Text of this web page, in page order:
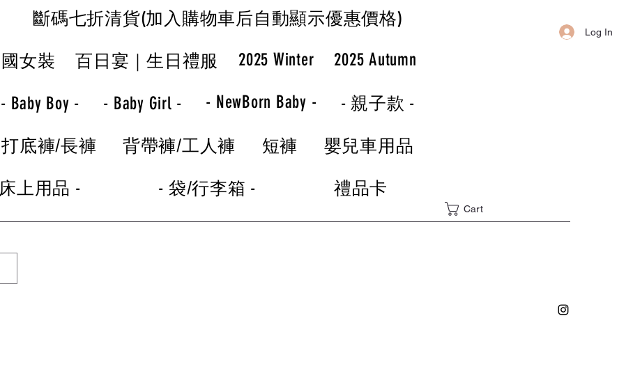
Log In
斷碼七折清貨(加入購物車后自動顯示優惠價格)
女裝 百日宴｜生日禮服 2025 Winter 2025 Autumn
- Baby Boy - - Baby Girl - - NewBorn Baby - - 親子款 -
打底褲/長褲 背帶褲/工人褲 短褲 嬰兒車用品
上用品 - - 袋/行李箱 - 禮品卡
Cart